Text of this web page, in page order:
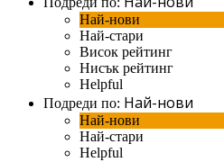
Най-нови
Най-стари
Висок рейтинг
Нисък рейтинг
Helpful
Подреди по: Най-нови
Най-нови
Най-стари
Helpful